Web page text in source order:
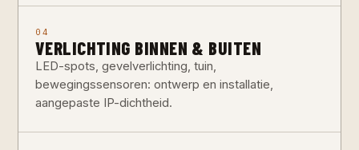
04
VERLICHTING BINNEN & BUITEN
LED-spots, gevelverlichting, tuin,
bewegingssensoren: ontwerp en installatie,
aangepaste IP-dichtheid.